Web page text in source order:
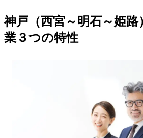
神戸（西宮～明石～姫
業３つの特性